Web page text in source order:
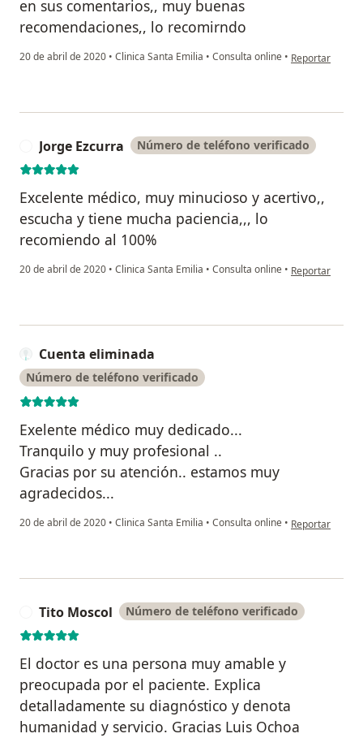
en sus comentarios,, muy buenas
recomendaciones,, lo recomirndo
20 de abril de 2020 • Clinica Santa Emilia • Consulta online • en opinión del
Reportar
Jorge Ezcurra Número de teléfono verificado
Excelente médico, muy minucioso y acertivo,,
escucha y tiene mucha paciencia,,, lo
recomiendo al 100%
20 de abril de 2020 • Clinica Santa Emilia • Consulta online • en opinión del
Reportar
Cuenta eliminada
Número de teléfono verificado
Exelente médico muy dedicado...
Tranquilo y muy profesional ..
Gracias por su atención.. estamos muy
agradecidos...
20 de abril de 2020 • Clinica Santa Emilia • Consulta online • en opinión del
Reportar
Tito Moscol Número de teléfono verificado
El doctor es una persona muy amable y
preocupada por el paciente. Explica
detalladamente su diagnóstico y denota
humanidad y servicio. Gracias Luis Ochoa